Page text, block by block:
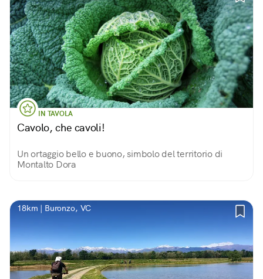
IN TAVOLA
Cavolo, che cavoli!
Un ortaggio bello e buono, simbolo del territorio di
Montalto Dora
18km | Buronzo, VC